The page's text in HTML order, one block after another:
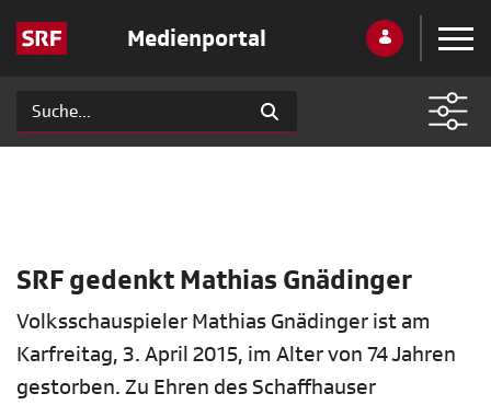
Medienportal
SRF gedenkt Mathias Gnädinger
Volksschauspieler Mathias Gnädinger ist am
Karfreitag, 3. April 2015, im Alter von 74 Jahren
gestorben. Zu Ehren des Schaffhauser